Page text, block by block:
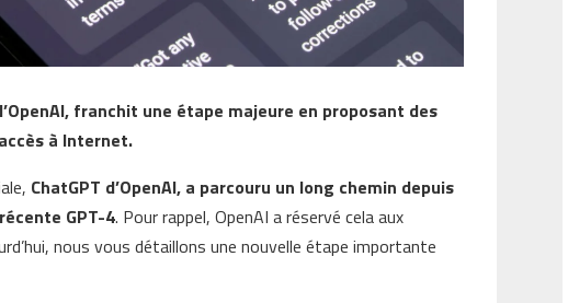
franchit une étape majeure en proposant des
à Internet.
ChatGPT d’OpenAI, a parcouru un long chemin depuis
GPT-4. Pour rappel, OpenAI a réservé cela aux
nous vous détaillons une nouvelle étape importante